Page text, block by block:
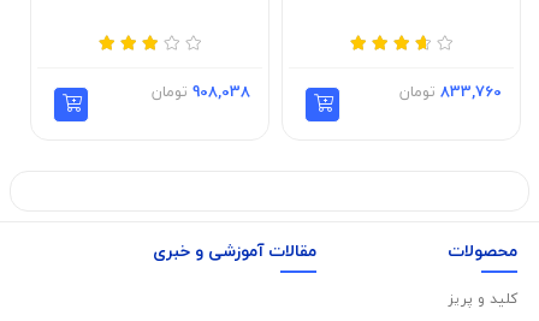
833,760 تومان 908,038 تومان
محصولات
کلید و پریز
مقالات آموزشی و خبری